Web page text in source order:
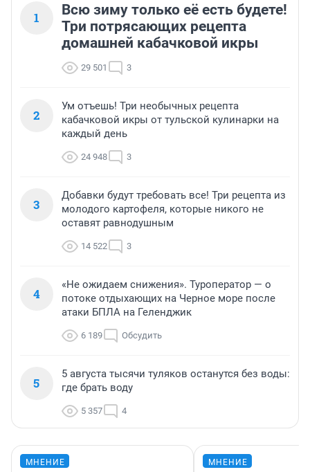
1
Всю зиму только её есть будете!
Три потрясающих рецепта
домашней кабачковой икры
29 501 3
2
Ум отъешь! Три необычных рецепта
кабачковой икры от тульской кулинарки на
каждый день
24 948 3
3
Добавки будут требовать все! Три рецепта из
молодого картофеля, которые никого не
оставят равнодушным
14 522 3
4
«Не ожидаем снижения». Туроператор — о
потоке отдыхающих на Черное море после
атаки БПЛА на Геленджик
6 189 Обсудить
5
5 августа тысячи туляков останутся без воды:
где брать воду
5 357 4
МНЕНИЕ МНЕНИЕ